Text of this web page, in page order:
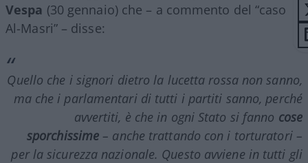
Vespa (30 gennaio) che – a commento del “caso
Al-Masri” – disse:
Quello che i signori dietro la lucetta rossa non sanno,
ma che i parlamentari di tutti i partiti sanno, perché
avvertiti, è che in ogni Stato si fanno cose
sporchissime – anche trattando con i torturatori –
per la sicurezza nazionale. Questo avviene in tutti gli